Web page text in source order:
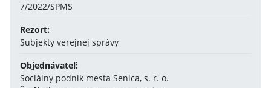
7/2022/SPMS
Rezort:
Subjekty verejnej správy
Objednávateľ:
Sociálny podnik mesta Senica, s. r. o.